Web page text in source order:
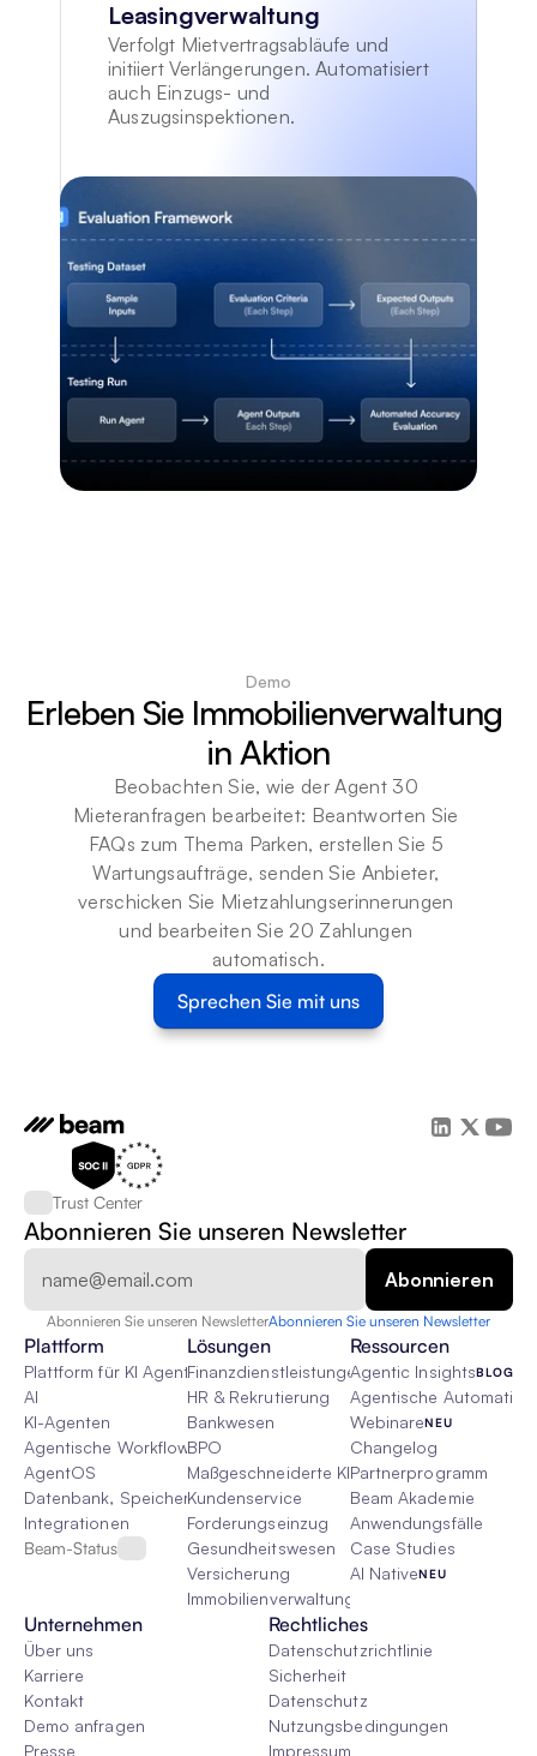
Leasingverwaltung
Verfolgt Mietvertragsabläufe und
initiiert Verlängerungen. Automatisiert
auch Einzugs- und
Auszugsinspektionen.
Demo
Erleben Sie Immobilienverwaltung
in Aktion
Beobachten Sie, wie der Agent 30
Mieteranfragen bearbeitet: Beantworten Sie
FAQs zum Thema Parken, erstellen Sie 5
Wartungsaufträge, senden Sie Anbieter,
verschicken Sie Mietzahlungserinnerungen
und bearbeiten Sie 20 Zahlungen
automatisch.
Sprechen Sie mit uns
Trust Center
Abonnieren Sie unseren Newsletter
Abonnieren Sie unseren NewsletterAbonnieren Sie unseren Newsletter
Plattform
Plattform für KI Agenten
AI
KI-Agenten
Agentische Workflows
AgentOS
Datenbank, Speicher & Rag
Integrationen
Beam-Status
Lösungen
Finanzdienstleistungen
HR & Rekrutierung
Bankwesen
BPO
Maßgeschneiderte KI-Lösungen
Kundenservice
Forderungseinzug
Gesundheitswesen
Versicherung
Immobilienverwaltung
Ressourcen
Agentic InsightsBLOG
Agentische
WebinareNEU
Changelog
Partnerprogramm
Beam Akademie
Anwendungsfälle
Case Studies
AI NativeNEU
Unternehmen
Über uns
Karriere
Kontakt
Demo anfragen
Presse
Rechtliches
Datenschutzrichtlinie
Sicherheit
Datenschutz
Nutzungsbedingungen
Impressum